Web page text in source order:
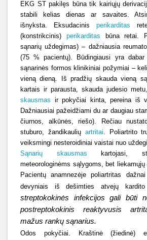
EKG ST pakilęs būna tik kairiųjų
stabili kelias dienas ar savaites.
išnyksta. Eksudacinis perikarditas
(konstrikcinis) perikarditas būna retai.
sąnarių uždegimas) – dažniausia
(75 % pacientų). Būdingiausi yra
sąnarinės formos klinikiniai požymiai –
vieną dieną. Iš pradžių skauda vieną
kartais ir parausta, skauda judesio
skausmas ir pokyčiai kinta, pereina iš
Dažniausiai pažeidžiami du ar daugiau
čiurnos, alkūnės, riešo). Rečiau
stuburo, žandikaulių artritai. Poliartrito
veiksmingi nesteroidiniai vaistai nuo
Sąnarių skausmas kartojasi,
meteorologinėms sąlygoms, bet liekamųjų
Pacientų anamnezėje poliartritas
devyniais iš dešimties atvejų kardito
streptokokinės infekcijos gali būti
postreptokokinis reaktyvusis
mažus rankų sąnarius.
Odos pokyčiai. Kraštinė (žiedinė)